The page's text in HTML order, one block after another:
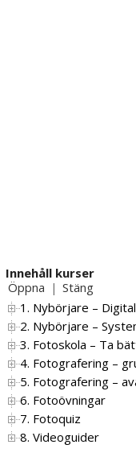
Innehåll kurser
Öppna | Stäng
1. Nybörjare –
2. Nybörjare –
3. Fotoskola – Ta
4. Fotografering –
5. Fotografering –
6. Fotoövningar
7. Fotoquiz
8. Videoguider